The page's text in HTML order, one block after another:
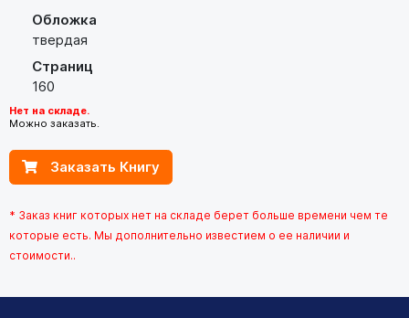
Обложка
твердая
Страниц
160
Нет на складе.
Можно заказать.
Заказать Книгу
* Заказ книг которых нет на складе берет больше времени чем те
которые есть. Мы дополнительно известием о ее наличии и
стоимости..